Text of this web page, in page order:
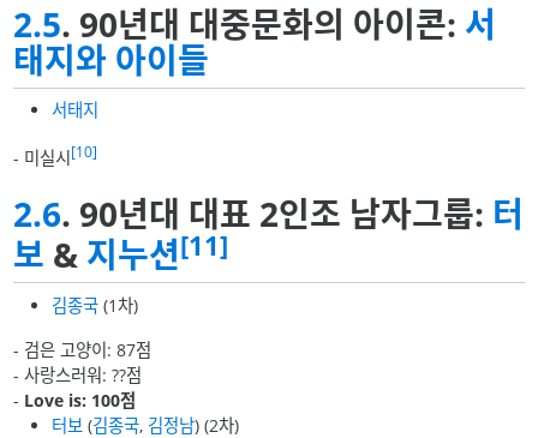
2.5. 90년대 대중문화의 아이콘: 서
태지와 아이들
서태지
- 미실시[10]
2.6. 90년대 대표 2인조 남자그룹: 터
보 & 지누션[11]
김종국 (1차)
- 검은 고양이: 87점
- 사랑스러워: ??점
- Love is: 100점
터보 (김종국, 김정남) (2차)